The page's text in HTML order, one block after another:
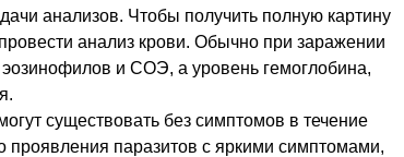
анализов. Чтобы получить полную картину
анализ крови. Обычно при заражении
и СОЭ, а уровень гемоглобина,
существовать без симптомов в течение
проявления паразитов с яркими симптомами,